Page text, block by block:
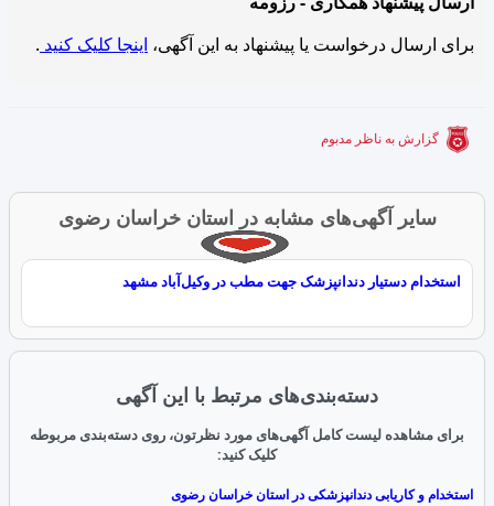
برای ارسال درخواست یا پیشنهاد به این آگهی، اینجا کلیک کنید .
گزارش به ناظر مدبوم
سایر آگهی‌های مشابه در استان خراسان رضوی
استخدام دستیار دندانپزشک جهت مطب در وکیل‌آباد مشهد
دسته‌بندی‌های مرتبط با این آگهی
برای مشاهده لیست کامل آگهی‌های مورد نظرتون، روی دسته‌بندی مربوطه
کلیک کنید:
استخدام و کاریابی دندانپزشکی در استان خراسان رضوی